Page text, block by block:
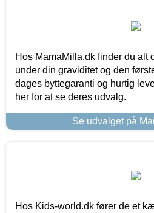
Hos MamaMilla.dk finder du alt
under din graviditet og den
dages byttegaranti og hurtig
her for at se deres udvalg.
Se udvalget på
Hos Kids-world.dk fører de et